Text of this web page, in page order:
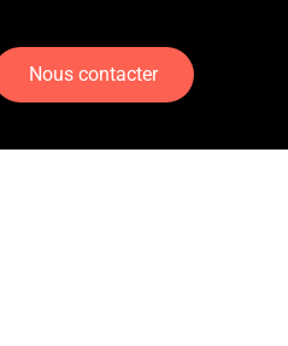
Nous contacter